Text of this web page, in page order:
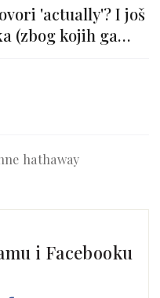
'actually'? I još
(zbog kojih ga
hathaway
i Facebooku